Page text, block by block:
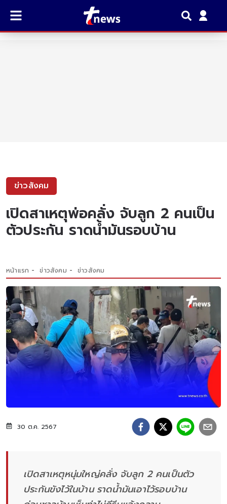
ข่าวสังคม
เปิดสาเหตุพ่อคลั่ง จับลูก 2 คนเป็น
ตัวประกัน ราดน้ำมันรอบบ้าน
หน้าแรก ข่าวสังคม ข่าวสังคม
30 ต.ค. 2567
เปิดสาเหตุหนุ่มใหญ่คลั่ง จับลูก 2 คนเป็นตัว
ประกันขังไว้ในบ้าน ราดน้ำมันเอาไว้รอบบ้าน